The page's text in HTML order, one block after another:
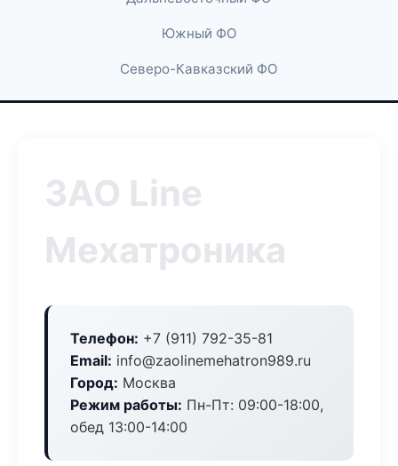
Южный ФО
Северо-Кавказский ФО
ЗАО Line
Мехатроника
Телефон: +7 (911) 792-35-81
Email: info@zaolinemehatron989.ru
Город: Москва
Режим работы: Пн-Пт: 09:00-18:00,
обед 13:00-14:00